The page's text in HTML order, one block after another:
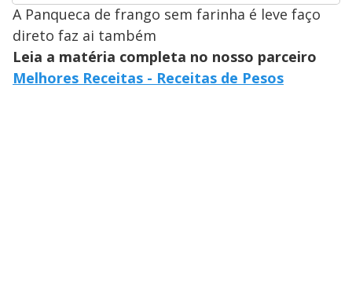
A Panqueca de frango sem farinha é leve faço
direto faz ai também
Leia a matéria completa no nosso parceiro
Melhores Receitas - Receitas de Pesos